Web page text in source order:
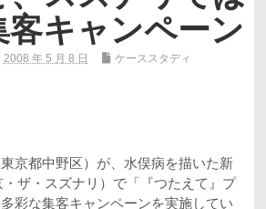
客キャンペーン
2008 年 5 月 8 日 ケーススタディ
京都中野区）が、水俣病を描いた新
ザ・スズナリ）で「『つたえて』プ
彩な集客キャンペーンを実施してい